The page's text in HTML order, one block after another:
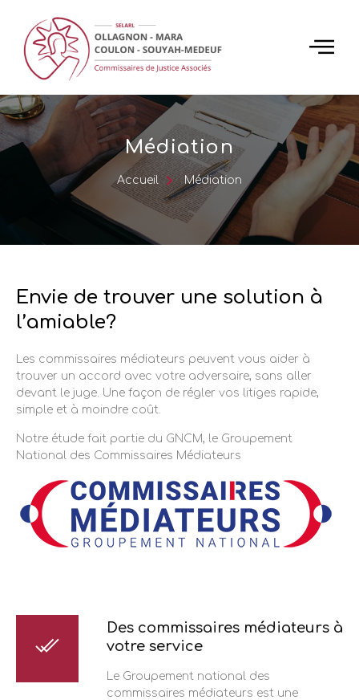
Médiation
Accueil Médiation
Envie de trouver une solution à
l’amiable?
Les commissaires médiateurs peuvent vous aider à
trouver un accord avec votre adversaire, sans aller
devant le juge. Une façon de régler vos litiges rapide,
simple et à moindre coût.
Notre étude fait partie du GNCM, le Groupement
National des Commissaires Médiateurs
Des commissaires médiateurs à
votre service
Le Groupement national des
commissaires médiateurs est une